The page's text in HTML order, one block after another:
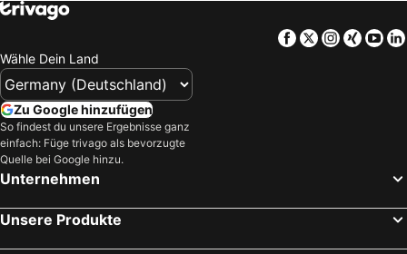
Facebook
TwitterXing
Wähle Dein Land
Zu Google hinzufügen
So findest du unsere Ergebnisse ganz
einfach: Füge trivago als bevorzugte
Quelle bei Google hinzu.
Unternehmen
Unsere Produkte